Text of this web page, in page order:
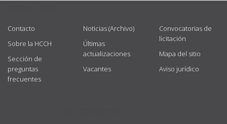
Contacto
Sobre la HCCH
Sección de
preguntas
frecuentes
Noticias (Archivo)
Últimas
actualizaciones
Vacantes
Convocatorias de
licitación
Mapa del sitio
Aviso jurídico